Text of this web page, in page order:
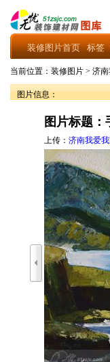
装修图片首页 标签
当前位置： 装修图片 > 济
图片信息：
图片标题：
上传： 济南我爱